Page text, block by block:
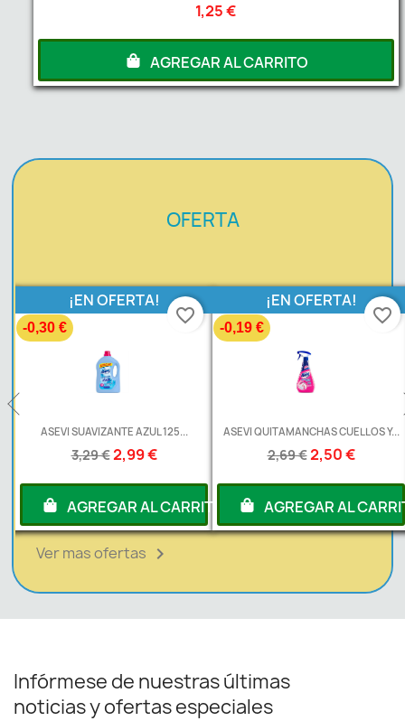
1,25 €
AGREGAR AL CARRITO
OFERTA
ASEVI SUAVIZANTE AZUL 125...
3,29 €2,99 €
¡EN OFERTA!
-0,30 €
AGREGAR AL CARRITO
favorite_border
ASEVI QUITAMANCHAS CUELLOS Y...
2,69 €2,50 €
¡EN OFERTA!
-0,19 €
AGREGAR AL
favorite_border
Ver mas ofertas 
Infórmese de nuestras últimas
noticias y ofertas especiales